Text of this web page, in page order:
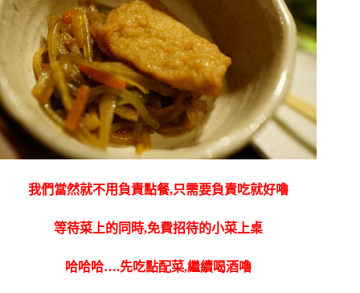
我們當然就不用負責點餐,只需要負責吃就好嚕
等待菜上的同時,免費招待的小菜上桌
哈哈哈….先吃點配菜,繼續喝酒嚕